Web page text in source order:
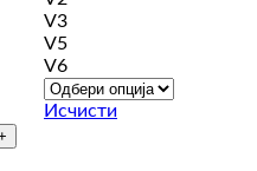
V3
V5
V6
Исчисти